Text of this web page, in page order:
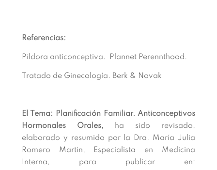
Referencias:
Píldora anticonceptiva. Plannet Perennthood.
Tratado de Ginecología. Berk & Novak
El Tema: Planificación Familiar. Anticonceptivos
Hormonales Orales,
ha sido revisado,
elaborado y resumido por la Dra. María Julia
Romero Martín, Especialista en Medicina
Interna, para publicar en: